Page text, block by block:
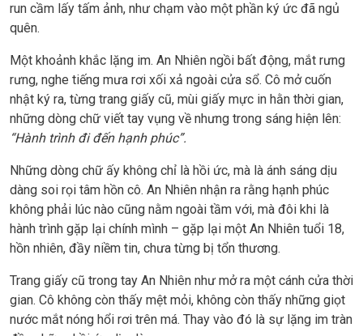
run cầm lấy tấm ảnh, như chạm vào một phần ký ức đã ngủ
quên.
Một khoảnh khắc lặng im. An Nhiên ngồi bất động, mắt rưng
rưng, nghe tiếng mưa rơi xối xả ngoài cửa sổ. Cô mở cuốn
nhật ký ra, từng trang giấy cũ, mùi giấy mực in hằn thời gian,
những dòng chữ viết tay vụng về nhưng trong sáng hiện lên:
“Hành trình đi đến hạnh phúc”.
Những dòng chữ ấy không chỉ là hồi ức, mà là ánh sáng dịu
dàng soi rọi tâm hồn cô. An Nhiên nhận ra rằng hạnh phúc
không phải lúc nào cũng nằm ngoài tầm với, mà đôi khi là
hành trình gặp lại chính mình – gặp lại một An Nhiên tuổi 18,
hồn nhiên, đầy niềm tin, chưa từng bị tổn thương.
Trang giấy cũ trong tay An Nhiên như mở ra một cánh cửa thời
gian. Cô không còn thấy mệt mỏi, không còn thấy những giọt
nước mắt nóng hổi rơi trên má. Thay vào đó là sự lặng im tràn